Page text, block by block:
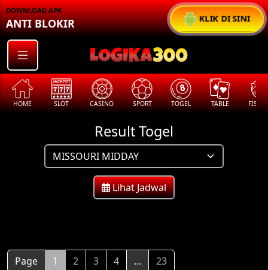
KLIK DI SINI
DOWNLOAD APK
ANTI BLOKIR
HOME SLOT CASINO SPORT TOGEL TABLE
Result Togel
Lihat Jadwal
Page 1 2 3 4 ... 23